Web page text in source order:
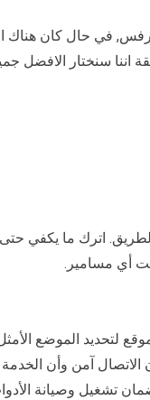
في حال كان هناك
اننا سنختار الافضل
اترك ما
أي مسامير.
لتحديد الموضع
الاتصال آمن وأن
تشغيل وصيانة